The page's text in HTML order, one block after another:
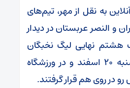
به نقل از مهر، تیم‌های
و النصر عربستان در دیدار
هشتم نهایی لیگ نخبگان
آسیا شامگاه دوشنبه ۲۰ اسفند و در ورزشگاه
در روی هم قرار گرفتند.